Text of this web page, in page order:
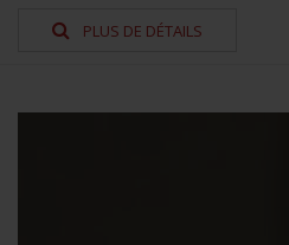
PLUS DE DÉTAILS